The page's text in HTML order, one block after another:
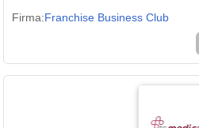
Firma:Franchise Business Club